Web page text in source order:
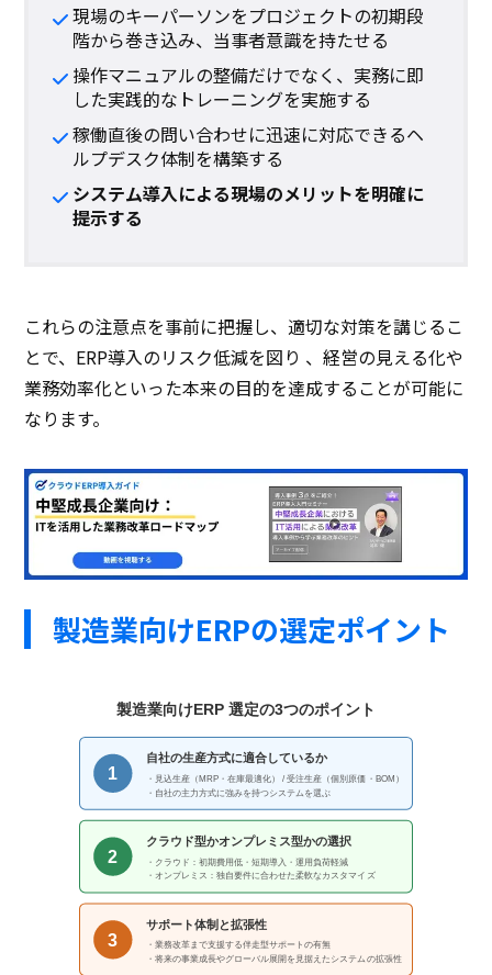
現場のキーパーソンをプロジェクトの初期段
階から巻き込み、当事者意識を持たせる
操作マニュアルの整備だけでなく、実務に即
した実践的なトレーニングを実施する
稼働直後の問い合わせに迅速に対応できるヘ
ルプデスク体制を構築する
システム導入による現場のメリットを明確に
提示する
これらの注意点を事前に把握し、適切な対策を講じるこ
とで、ERP導入のリスク低減を図り 、経営の見える化や
業務効率化といった本来の目的を達成することが可能に
なります。
製造業向けERPの選定ポイント
製造業向けERP 選定の3つのポイント
1
自社の生産方式に適合しているか
・見込生産（MRP・在庫最適化） / 受注生産（個別原価・BOM）
・自社の主力方式に強みを持つシステムを選ぶ
2
クラウド型かオンプレミス型かの選択
・クラウド：初期費用低・短期導入・運用負荷軽減
・オンプレミス：独自要件に合わせた柔軟なカスタマイズ
3
サポート体制と拡張性
・業務改革まで支援する伴走型サポートの有無
・将来の事業成長やグローバル展開を見据えたシステムの拡張性